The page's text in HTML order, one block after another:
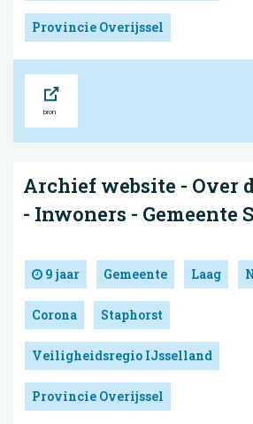
Provincie Overijssel
Archief website - Over
- Inwoners - Gemeente
9 jaar Gemeente Laag
Corona Staphorst
Veiligheidsregio IJsselland
Provincie Overijssel